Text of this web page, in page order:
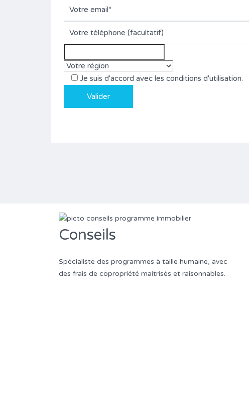
Je suis d'accord avec les conditions d'utilisation.
Conseils
Spécialiste des programmes à taille humaine, avec
des frais de copropriété maitrisés et raisonnables.